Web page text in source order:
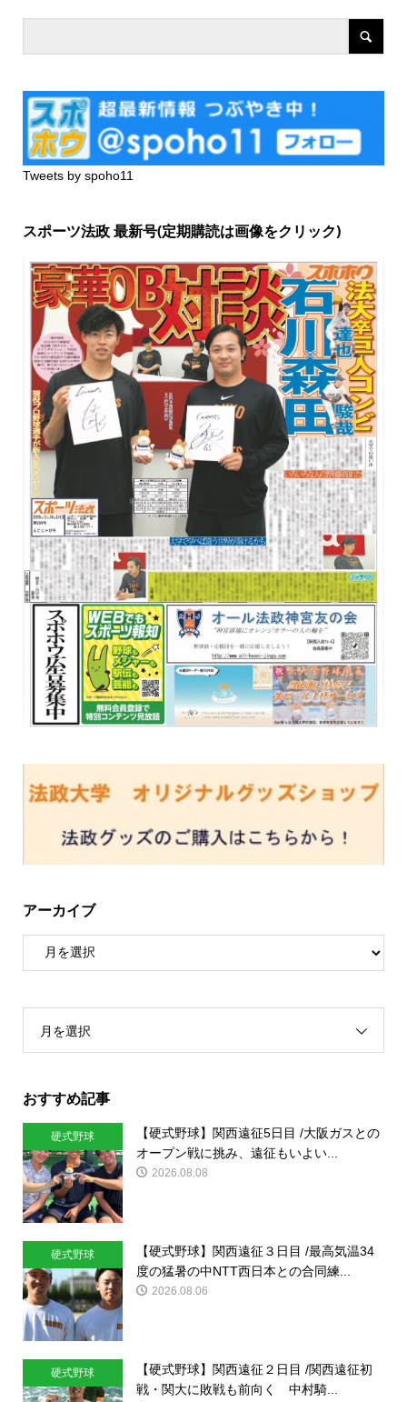
Tweets by spoho11
スポーツ法政 最新号(定期購読は画像をクリック)
アーカイブ
月を選択
おすすめ記事
硬式野球
【硬式野球】関西遠征5日目 /大阪ガスとの
オープン戦に挑み、遠征もいよい...
2026.08.08
硬式野球
【硬式野球】関西遠征３日目 /最高気温34
度の猛暑の中NTT西日本との合同練...
2026.08.06
硬式野球
【硬式野球】関西遠征２日目 /関西遠征初
戦・関大に敗戦も前向く 中村騎...